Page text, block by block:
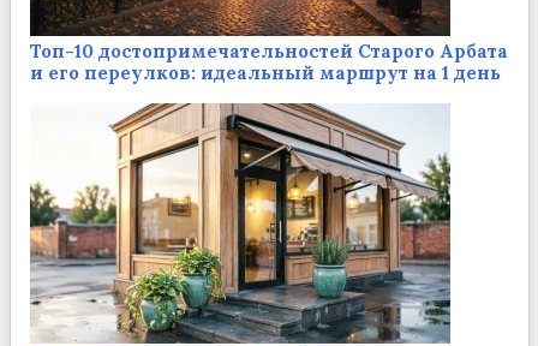
Топ-10 достопримечательностей Старого Арбата
и его переулков: идеальный маршрут на 1 день